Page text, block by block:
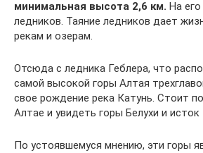
минимальная высота 2,6 км. На его
ледников. Таяние ледников дает
рекам и озерам.
Отсюда с ледника Геблера, что
самой высокой горы Алтая
свое рождение река Катунь. Стоит
Алтае и увидеть горы Белухи и исток
По устоявшемуся мнению, эти горы